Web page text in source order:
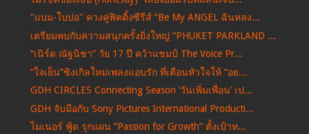
"แบม-ใบปอ" ควงคู่ฟิตติ้งซีรีส์ “Be My ANGEL ฉันหลง...
เตรียมพบกับความสนุกครั้งยิ่งใหญ่ “PHUKET PARKLAND ...
“เนิร์ด ณัฐนิชา” วัย 17 ปี คว้าแชมป์ The Voice Pr...
“ใจเย็น”ซิงเกิลใหม่เพลงแอบรัก ที่เตือนหัวใจให้ “อย...
GDH CIRCLES Connecting Season ‘วันเพิ่มเพื่อน’ เป...
GDH จับมือกับ Sony Pictures International Producti...
ไมเนอร์ ฟู้ด รุกแผน “Passion for Growth” ตั้งเป้าท...